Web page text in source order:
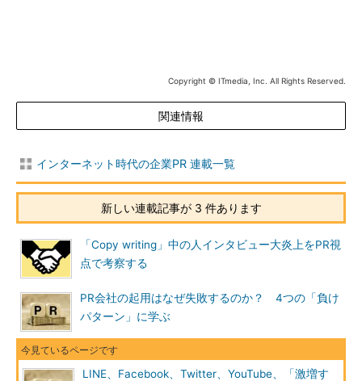
Copyright © ITmedia, Inc. All Rights Reserved.
関連情報
インターネット時代の企業PR 連載一覧
新しい連載記事が 3 件あります
「Copy writing」中の人インタビュー大炎上をPR視
点で考察する
PR会社の起用はなぜ失敗するのか？ 4つの「負け
パターン」に学ぶ
LINE、Facebook、Twitter、YouTube、「激増す